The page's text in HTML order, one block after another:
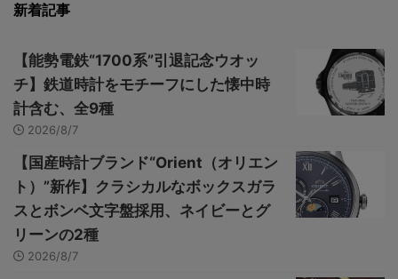
新着記事
【能勢電鉄“1700系”引退記念ウオッ
チ】鉄道時計をモチーフにした懐中時
計含む、全9種
2026/8/7
【国産時計ブランド“Orient（オリエン
ト）”新作】クラシカルなボックスガラ
スとボンベ文字盤採用、ネイビーとグ
リーンの2種
2026/8/7